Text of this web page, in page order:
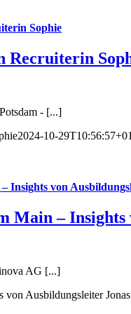
Sophie
Recruiterin
- [...]
2024-10-
Insights von
Main – Insights
AG [...]
Ausbildungsleiter